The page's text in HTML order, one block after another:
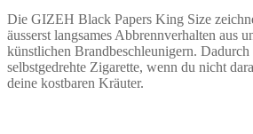
Die GIZEH Black Papers King Size
äusserst langsames Abbrennverhalten aus
künstlichen Brandbeschleunigern. Dadurch
selbstgedrehte Zigarette, wenn du nicht
deine kostbaren Kräuter.